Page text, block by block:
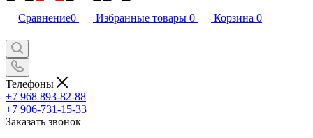
Сравнение0 Избранные товары 0 Корзина 0
Телефоны
+7 968 893-82-88
+7 906-731-15-33
Заказать звонок